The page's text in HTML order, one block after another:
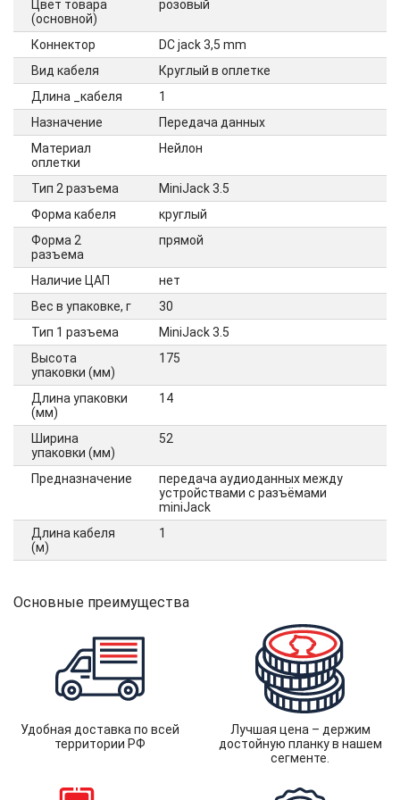
Цвет товара
(основной)
розовый
Коннектор
DC jack 3,5 mm
Вид кабеля
Круглый в оплетке
Длина _кабеля
1
Назначение
Передача данных
Материал
оплетки
Нейлон
Тип 2 разъема
MiniJack 3.5
Форма кабеля
круглый
Форма 2
разъема
прямой
Наличие ЦАП
нет
Вес в упаковке, г
30
Тип 1 разъема
MiniJack 3.5
Высота
упаковки (мм)
175
Длина упаковки
(мм)
14
Ширина
упаковки (мм)
52
Предназначение
передача аудиоданных между
устройствами с разъёмами
miniJack
Длина кабеля
(м)
1
Основные преимущества
Удобная доставка по всей
территории РФ
Лучшая цена – держим
достойную планку в нашем
сегменте.